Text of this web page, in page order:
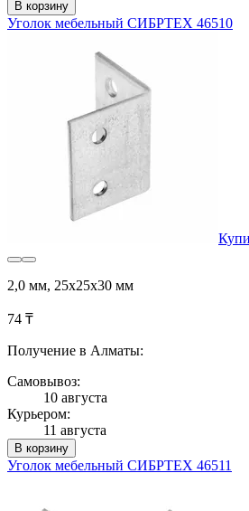
В корзину
Уголок мебельный СИБРТЕХ 46510
2,0 мм, 25х25х30 мм
74 ₸
Получение в Алматы:
Самовывоз:
10 августа
Курьером:
11 августа
В корзину
Уголок мебельный СИБРТЕХ 46511